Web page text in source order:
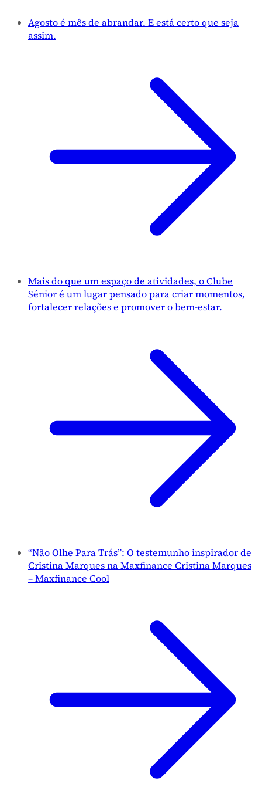
Agosto é mês de abrandar. E está certo que seja
assim.
Mais do que um espaço de atividades, o Clube
Sénior é um lugar pensado para criar momentos,
fortalecer relações e promover o bem-estar.
“Não Olhe Para Trás”: O testemunho inspirador de
Cristina Marques na Maxfinance Cristina Marques
– Maxfinance Cool